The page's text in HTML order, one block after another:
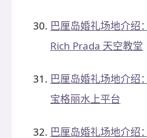
巴厘岛婚礼场地介绍：
Rich Prada 天空教堂
巴厘岛婚礼场地介绍：
宝格丽水上平台
巴厘岛婚礼场地介绍：